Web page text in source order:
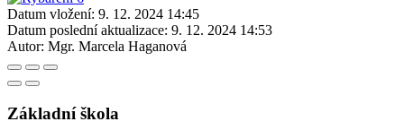
Datum vložení: 9. 12. 2024 14:45
Datum poslední aktualizace: 9. 12. 2024 14:53
Autor: Mgr. Marcela Haganová
Základní škola